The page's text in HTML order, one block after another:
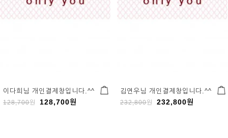
이다희님 개인결제창입니다.^^
128,700원 128,700원
김연우님 개인결제창입니다.^^
232,800원 232,800원